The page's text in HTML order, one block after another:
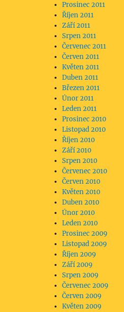
Prosinec 2011
Říjen 2011
Září 2011
Srpen 2011
Červenec 2011
Červen 2011
Květen 2011
Duben 2011
Březen 2011
Únor 2011
Leden 2011
Prosinec 2010
Listopad 2010
Říjen 2010
Září 2010
Srpen 2010
Červenec 2010
Červen 2010
Květen 2010
Duben 2010
Únor 2010
Leden 2010
Prosinec 2009
Listopad 2009
Říjen 2009
Září 2009
Srpen 2009
Červenec 2009
Červen 2009
Květen 2009